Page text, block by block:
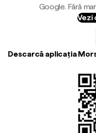
Google. Fără
Vezi
Descarcă aplicația